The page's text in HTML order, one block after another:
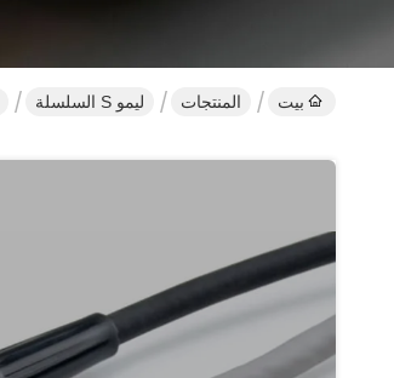
بيت المنتجات ليمو S السلسلة